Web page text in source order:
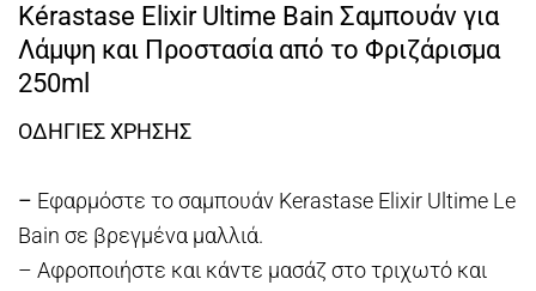
Kérastase Elixir Ultime Bain Σαμπουάν για
Λάμψη και Προστασία από το Φριζάρισμα
250ml
ΟΔΗΓΙΕΣ ΧΡΗΣΗΣ
– Εφαρμόστε το σαμπουάν Kerastase Elixir Ultime Le
Bain σε βρεγμένα μαλλιά.
– Αφροποιήστε και κάντε μασάζ στο τριχωτό και